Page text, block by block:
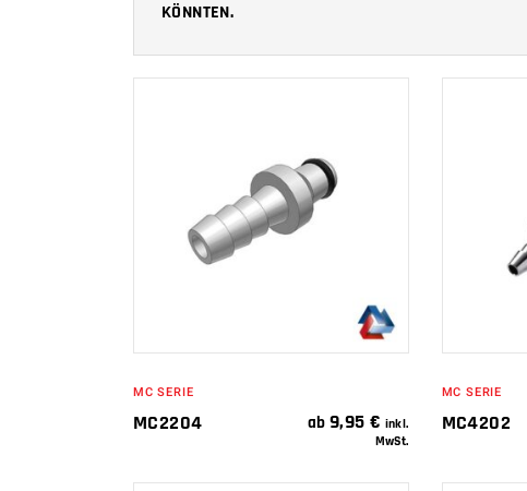
KÖNNTEN.
IN DEN
WARENKORB
MC SERIE
MC2204 ab 9,95 € inkl.
MwSt.
MC SERIE
MC4202